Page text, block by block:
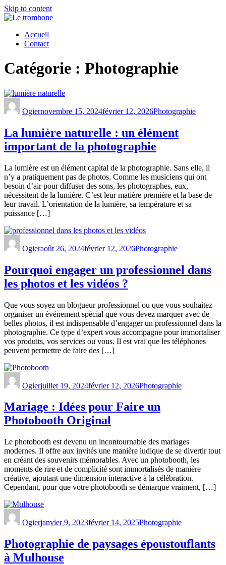
Skip to content
Accueil
Contact
Catégorie : Photographie
Ogiernovembre 15, 2024février 12, 2026Photographie
La lumière naturelle : un élément
important de la photographie
La lumière est un élément capital de la photographie. Sans elle, il
n’y a pratiquement pas de photos. Comme les musiciens qui ont
besoin d’air pour diffuser des sons, les photographes, eux,
nécessitent de la lumière. C’est leur matière première et la base de
leur travail. L’orientation de la lumière, sa température et sa
puissance […]
Ogieraoût 26, 2024février 12, 2026Photographie
Pourquoi engager un professionnel dans
les photos et les vidéos ?
Que vous soyez un blogueur professionnel ou que vous souhaitez
organiser un événement spécial que vous devez marquer avec de
belles photos, il est indispensable d’engager un professionnel dans la
photographie. Ce type d’expert vous accompagne pour immortaliser
vos produits, vos services ou vous. Il est vrai que les téléphones
peuvent permettre de faire des […]
Ogierjuillet 19, 2024février 12, 2026Photographie
Mariage : Idées pour Faire un
Photobooth Original
Le photobooth est devenu un incontournable des mariages
modernes. Il offre aux invités une manière ludique de se divertir tout
en créant des souvenirs mémorables. Avec un photobooth, les
moments de rire et de complicité sont immortalisés de manière
créative, ajoutant une dimension interactive à la célébration.
Cependant, pour que votre photobooth se démarque vraiment, […]
Ogierjanvier 9, 2023février 14, 2025Photographie
Photographie de paysages époustouflants
à Mulhouse